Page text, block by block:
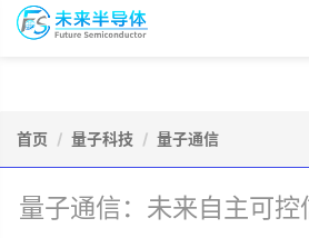
源
未
会
报
首页 量子科技 量子通信
量子通信：未来自主可